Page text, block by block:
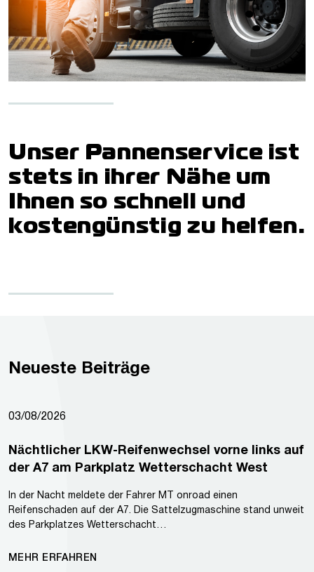
Unser Pannenservice ist
stets in ihrer Nähe um
Ihnen so schnell und
kostengünstig zu helfen.
Neueste Beiträge
03/08/2026
Nächtlicher LKW-Reifenwechsel vorne links auf
der A7 am Parkplatz Wetterschacht West
In der Nacht meldete der Fahrer MT onroad einen
Reifenschaden auf der A7. Die Sattelzugmaschine stand unweit
des Parkplatzes Wetterschacht…
MEHR ERFAHREN